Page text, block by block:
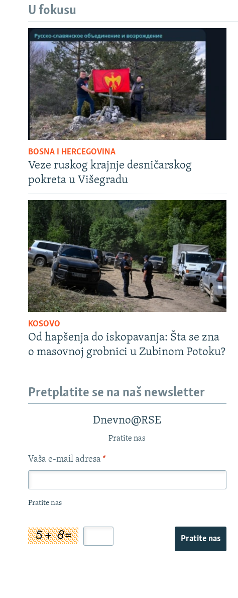
U fokusu
BOSNA I HERCEGOVINA
Veze ruskog krajnje desničarskog
pokreta u Višegradu
KOSOVO
Od hapšenja do iskopavanja: Šta se zna
o masovnoj grobnici u Zubinom Potoku?
Pretplatite se na naš newsletter
Dnevno@RSE
Pratite nas
Vaša e-mail adresa *
Pratite nas
Pratite nas